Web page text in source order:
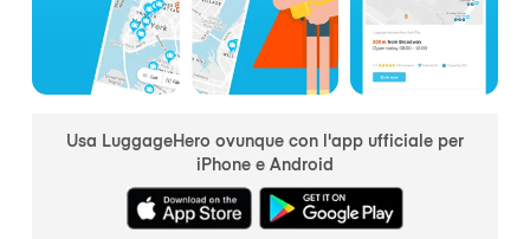
Usa LuggageHero ovunque con l'app ufficiale per
iPhone e Android